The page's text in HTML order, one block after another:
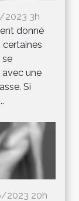
2023 3h
donné
certaines
se
une
Si
2023 20h